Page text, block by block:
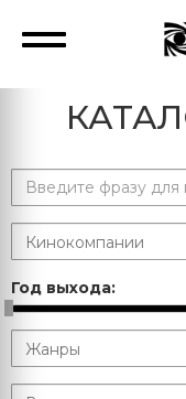
Год выхода: